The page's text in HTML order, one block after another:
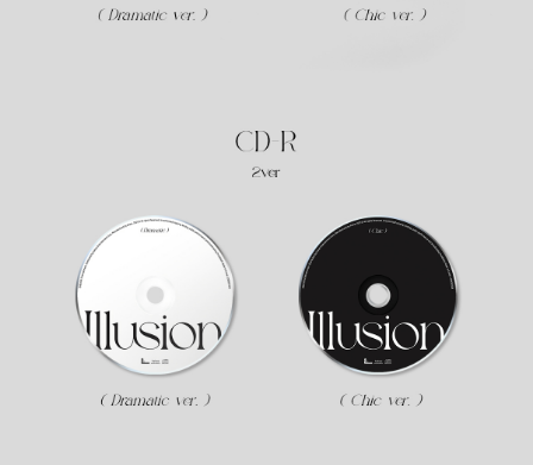
이코 라이프 하